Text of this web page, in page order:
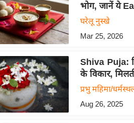
भोग, जानें ये
घरेलू नुस्खे
Mar 25, 2026
Shiva Puja:
के विकार,
प्रभु महिमा/
Aug 26, 2025